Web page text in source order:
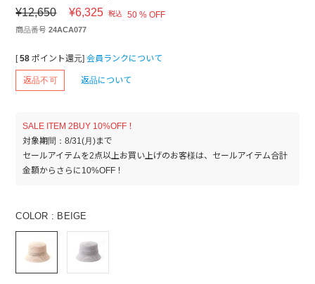
¥12,650 ¥6,325 税込 50 % OFF
商品番号 24ACA077
[ 58 ポイント還元] 会員ランクについて
返品不可 返品について
SALE ITEM 2BUY 10%OFF！
対象期間：8/31(月)まで
セールアイテムを2点以上お買い上げのお客様は、セールアイテム合計
金額からさらに10%OFF！
COLOR BEIGE